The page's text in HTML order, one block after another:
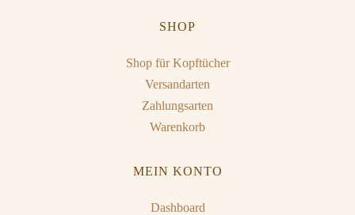
SHOP
Shop für Kopftücher
Versandarten
Zahlungsarten
Warenkorb
MEIN KONTO
Dashboard